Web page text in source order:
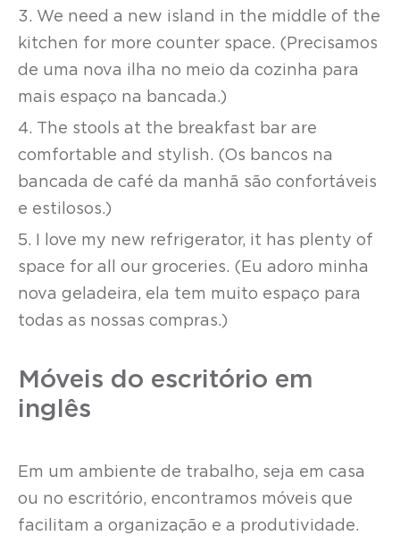
3. We need a new island in the middle of the
kitchen for more counter space. (Precisamos
de uma nova ilha no meio da cozinha para
mais espaço na bancada.)
4. The stools at the breakfast bar are
comfortable and stylish. (Os bancos na
bancada de café da manhã são confortáveis
e estilosos.)
5. I love my new refrigerator, it has plenty of
space for all our groceries. (Eu adoro minha
nova geladeira, ela tem muito espaço para
todas as nossas compras.)
Móveis do escritório em
inglês
Em um ambiente de trabalho, seja em casa
ou no escritório, encontramos móveis que
facilitam a organização e a produtividade.